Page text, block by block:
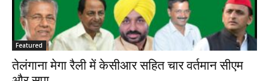
Featured
तेलंगाना मेगा रैली में केसीआर सहित चार वर्तमान सीएम